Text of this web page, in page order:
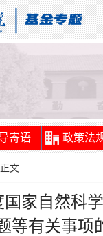
寄语 政策法
文
家自然科
等有关事项